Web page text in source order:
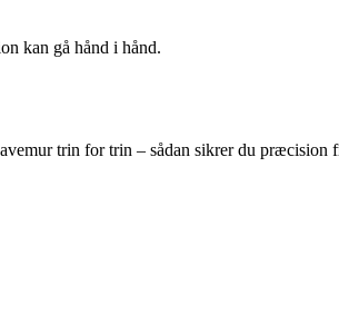
kan gå hånd i hånd.
trin for trin – sådan sikrer du præcision